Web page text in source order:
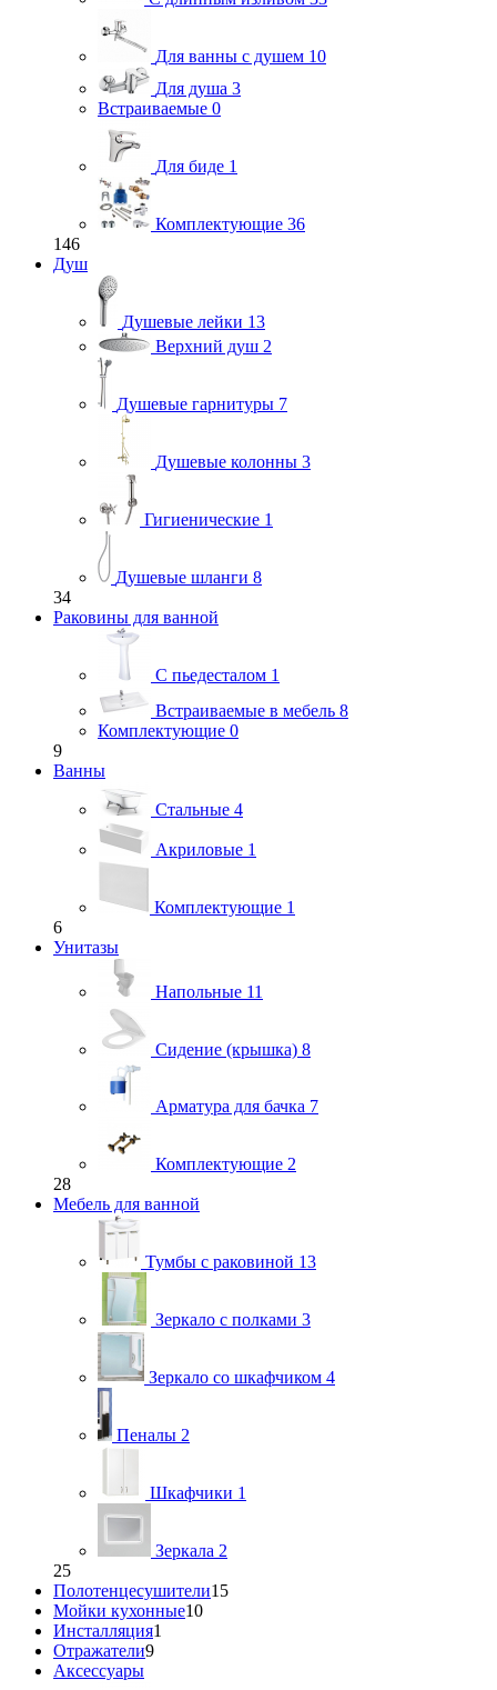
Для ванны с душем 10
Для душа 3
Встраиваемые 0
Для биде 1
Комплектующие 36
146
Душ
Душевые лейки 13
Верхний душ 2
Душевые гарнитуры 7
Душевые колонны 3
Гигиенические 1
Душевые шланги 8
34
Раковины для ванной
С пьедесталом 1
Встраиваемые в мебель 8
Комплектующие 0
9
Ванны
Стальные 4
Акриловые 1
Комплектующие 1
6
Унитазы
Напольные 11
Сидение (крышка) 8
Арматура для бачка 7
Комплектующие 2
28
Мебель для ванной
Тумбы с раковиной 13
Зеркало с полками 3
Зеркало со шкафчиком 4
Пеналы 2
Шкафчики 1
Зеркала 2
25
Полотенцесушители15
Мойки кухонные10
Инсталляция1
Отражатели9
Аксессуары